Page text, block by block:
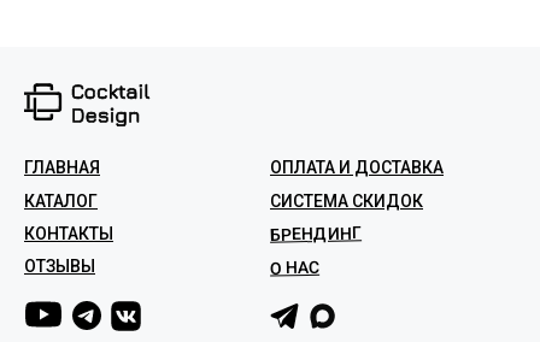
ГЛАВНАЯ
ОПЛАТА И ДОСТАВКА
СИСТЕМА СКИДОК
КОНТАКТЫ
КАТАЛОГ
БРЕНДИНГ
ОТЗЫВЫ О НАС